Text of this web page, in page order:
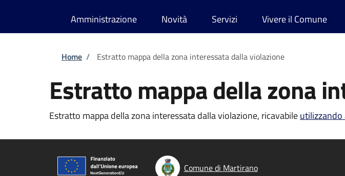
Amministrazione Novità Servizi Vivere il Comune
Briciole di pane
Home / Estratto mappa della zona interessata dalla violazione
Estratto mappa della zona
Estratto mappa della zona interessata dalla violazione, ricavabileutilizzando
Comune di Martirano